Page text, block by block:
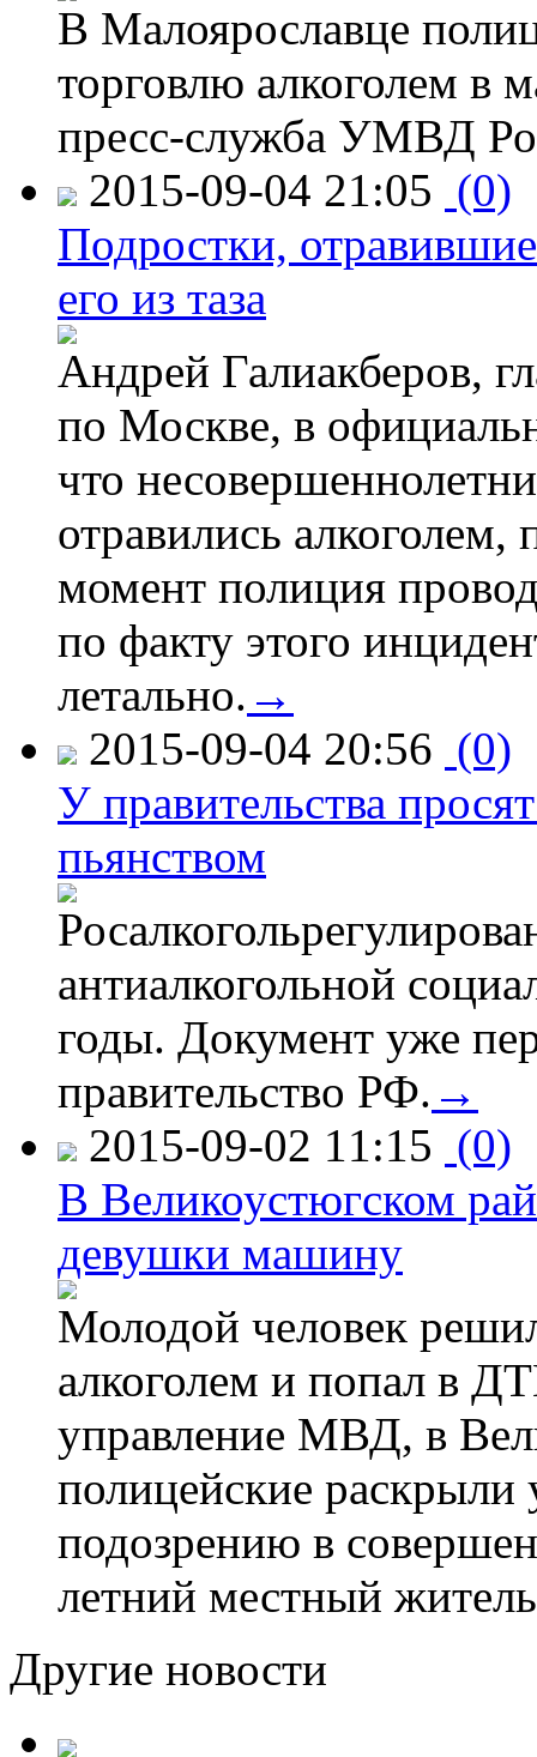
В Малоярославце
торговлю алкоголем в
пресс-служба УМВД
2015-09-04 21:05 (0)
Подростки,
его из таза
Андрей Галиакберов,
по Москве, в
что
отравились
момент полиция
по факту этого
летально. →
2015-09-04 20:56 (0)
У правительства
пьянством
антиалкогольной
годы. Документ уже
правительство РФ. →
2015-09-02 11:15 (0)
В Великоустюгском
девушки машину
Молодой человек
алкоголем и попал в
управление МВД, в
полицейские
подозрению в
летний местный
Другие новости